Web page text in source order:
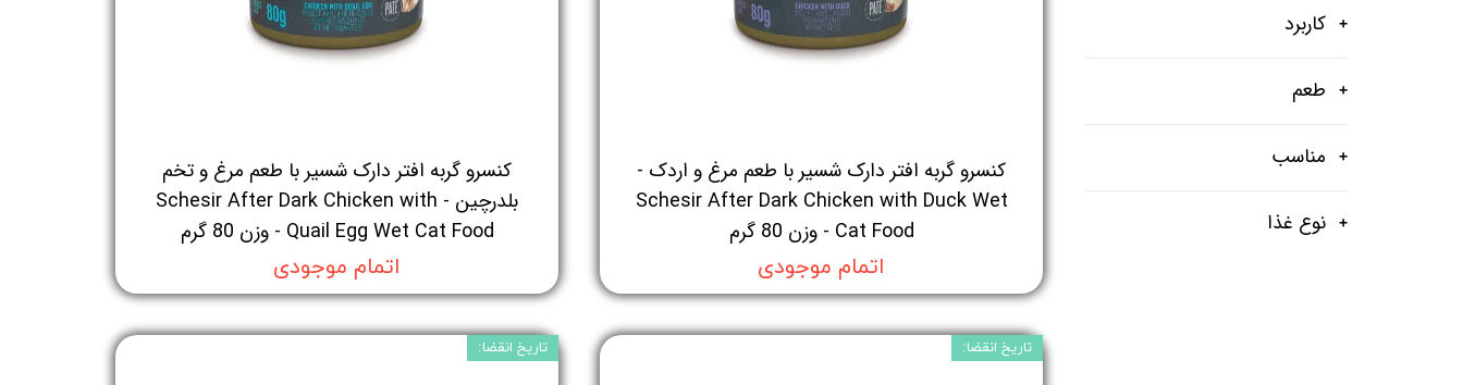
کاربرد
طعم
مناسب
نوع غذا
کنسرو گربه افتر دارک شسیر با طعم مرغ و اردک -
Schesir After Dark Chicken with Duck Wet
Cat Food - وزن 80 گرم
اتمام موجودی
کنسرو گربه افتر دارک شسیر با طعم مرغ و تخم
بلدرچین - Schesir After Dark Chicken with
Quail Egg Wet Cat Food - وزن 80 گرم
اتمام موجودی
تاریخ انقضا: تاریخ انقضا: